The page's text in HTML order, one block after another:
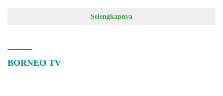
Selengkapnya
BORNEO TV